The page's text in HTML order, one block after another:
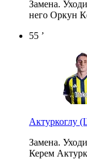
Замена.
него Оркун
55 ’
Актуркоглу
Замена.
Керем